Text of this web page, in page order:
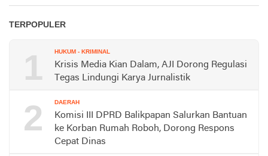
TERPOPULER
1 HUKUM - KRIMINAL
Krisis Media Kian Dalam, AJI Dorong Regulasi
Tegas Lindungi Karya Jurnalistik
2 DAERAH
Komisi III DPRD Balikpapan Salurkan Bantuan
ke Korban Rumah Roboh, Dorong Respons
Cepat Dinas